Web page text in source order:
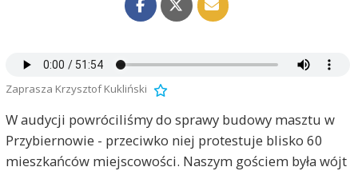
Zaprasza Krzysztof Kukliński
W audycji powróciliśmy do sprawy budowy masztu w
Przybiernowie - przeciwko niej protestuje blisko 60
mieszkańców miejscowości. Naszym gościem była wójt